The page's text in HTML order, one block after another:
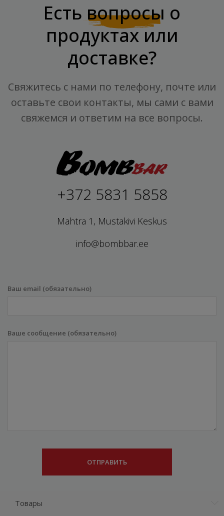
Есть вопросы о
продуктах или
доставке?
Свяжитесь с нами по телефону, почте или
оставьте свои контакты, мы сами с вами
свяжемся и ответим на все вопросы.
+372 5831 5858
Mahtra 1, Mustakivi Keskus
info@bombbar.ee
Ваш email (обязательно)
Ваше сообщение (обязательно)
Товары